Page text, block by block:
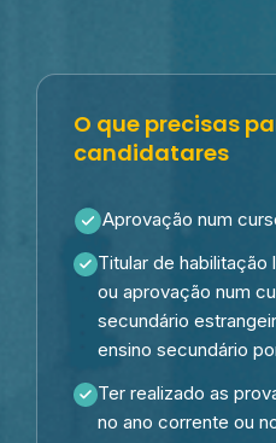
O que precisas
candidatares
Aprovação num
Titular de
ou aprovação num
secundário
ensino secundário
Ter realizado as
no ano corrente ou